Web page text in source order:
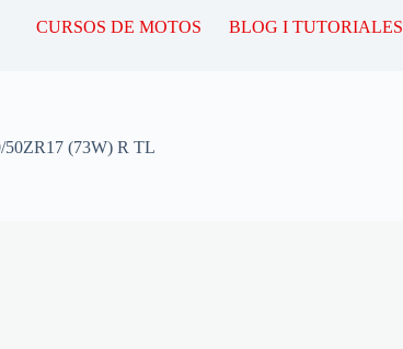
CURSOS DE MOTOS BLOG I TUTORIALES
(73W) R TL